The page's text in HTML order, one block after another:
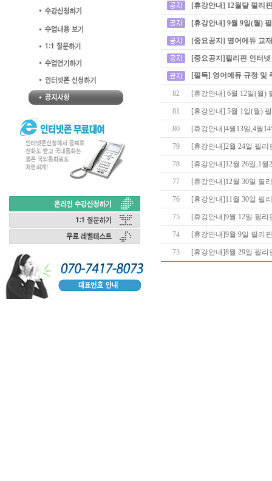
[휴강안내] 12월달 필리
[휴강안내] 9월 9일(월)
[중요공지] 영어에듀 교
[중요공지]필리핀 인터
[필독] 영어에듀 규정 및
82 [휴강안내] 6월 12일(월)
81 [휴강안내] 5월 1일(월)
80 [휴강안내]4월13일,4월
79 [휴강안내]2월 24일 필
78 [휴강안내]12월 26일,1
77 [휴강안내]12월 30일 필
76 [휴강안내]11월 30일 필
75 [휴강안내]9월 12일 필
74 [휴강안내]9월 9일 필리
73 [휴강안내]8월 29일 필